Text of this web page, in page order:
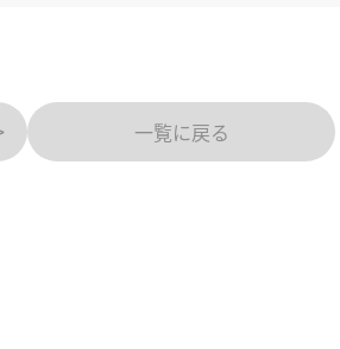
一覧に戻る